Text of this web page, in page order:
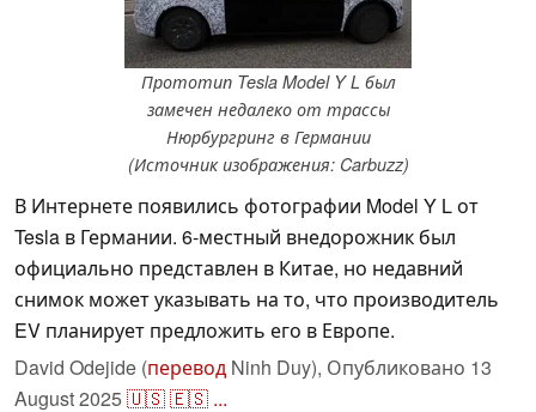
Прототип Tesla Model Y L был
замечен недалеко от трассы
Нюрбургринг в Германии
(Источник изображения: Carbuzz)
В Интернете появились фотографии Model Y L от
Tesla в Германии. 6-местный внедорожник был
официально представлен в Китае, но недавний
снимок может указывать на то, что производитель
EV планирует предложить его в Европе.
David Odejide (перевод Ninh Duy), Опубликовано 13
August 2025🇺🇸🇪🇸 ...